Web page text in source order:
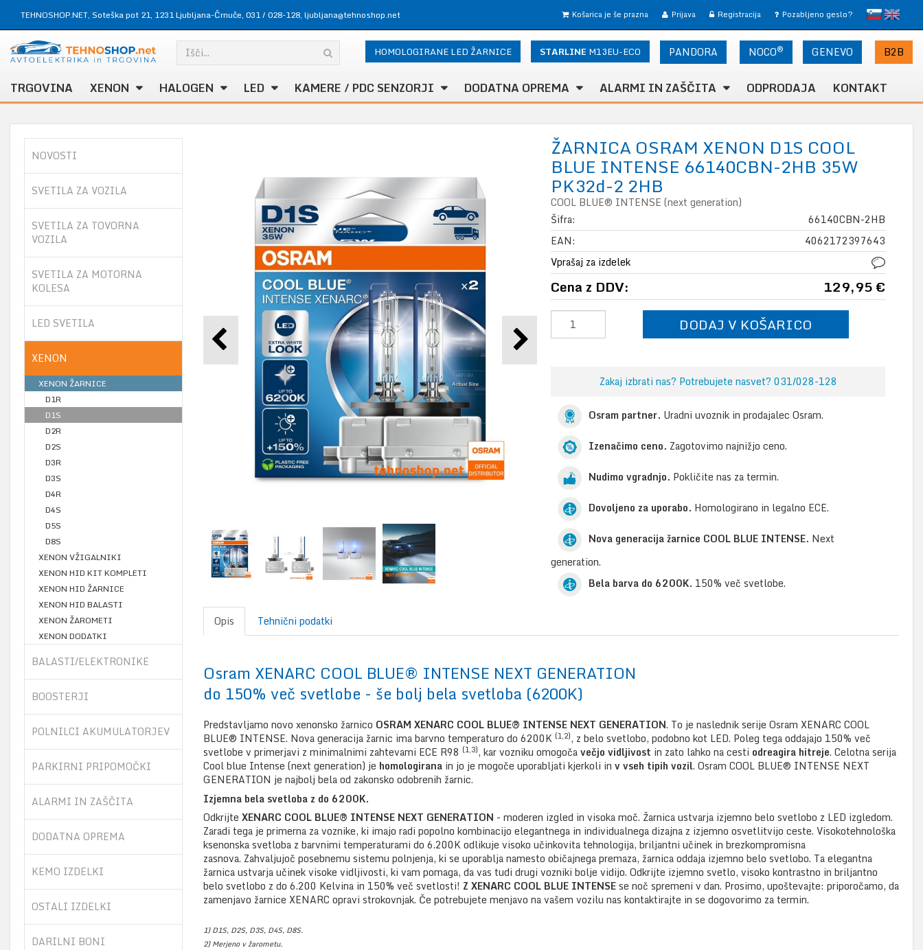
TEHNOSHOP.NET, Soteška pot 21, 1231 Ljubljana-Črnuče, 031 / 028-128, ljubljana@tehnoshop.net slovensko
English
Prijava Registracija Pozabljeno geslo?
Košarica je še prazna
PANDORA NOCO® GENEVO B2B
STARLINE M13EU-ECO
HOMOLOGIRANE LED ŽARNICE
TRGOVINA XENON HALOGEN LED KAMERE / PDC SENZORJI DODATNA OPREMA ALARMI IN ZAŠČITA ODPRODAJA KONTAKT
NOVOSTI
SVETILA ZA VOZILA
SVETILA ZA TOVORNA
VOZILA
SVETILA ZA MOTORNA
KOLESA
LED SVETILA
XENON
XENON ŽARNICE
D1R
D1S
D2R
D2S
D3R
D3S
D4R
D4S
D5S
D8S
XENON VŽIGALNIKI
XENON HID KIT KOMPLETI
XENON HID ŽARNICE
XENON HID BALASTI
XENON ŽAROMETI
XENON DODATKI
BALASTI/ELEKTRONIKE
BOOSTERJI
POLNILCI AKUMULATORJEV
PARKIRNI PRIPOMOČKI
ALARMI IN ZAŠČITA
DODATNA OPREMA
KEMO IZDELKI
OSTALI IZDELKI
DARILNI BONI
ŽARNICA OSRAM XENON D1S COOL
BLUE INTENSE 66140CBN-2HB 35W
PK32d-2 2HB
COOL BLUE® INTENSE (next generation)
Šifra:
66140CBN-2HB
EAN:
4062172397643
Vprašaj za izdelek
Cena z DDV:
129,95 €
DODAJ V KOŠARICO
Zakaj izbrati nas? Potrebujete nasvet? 031/028-128
Osram partner. Uradni uvoznik in prodajalec Osram.
Izenačimo ceno. Zagotovimo najnižjo ceno.
Nudimo vgradnjo. Pokličite nas za termin.
Dovoljeno za uporabo. Homologirano in legalno ECE.
Nova generacija žarnice COOL BLUE INTENSE. Next
generation.
Bela barva do 6200K. 150% več svetlobe.
Opis Tehnični podatki
Osram XENARC COOL BLUE® INTENSE NEXT GENERATION
do 150% več svetlobe - še bolj bela svetloba (6200K)
Predstavljamo novo xenonsko žarnico OSRAM XENARC COOL BLUE® INTENSE NEXT GENERATION. To je naslednik serije Osram XENARC COOL
BLUE® INTENSE. Nova generacija žarnic ima barvno temperaturo do 6200K (1,2), z belo svetlobo, podobno kot LED. Poleg tega oddajajo 150% več
svetlobe v primerjavi z minimalnimi zahtevami ECE R98 (1,3), kar vozniku omogočavečjo vidljivost in zato lahko na cesti odreagira hitreje. Celotna serija
Cool blue Intense (next generation) je homologiranain jo je mogoče uporabljati kjerkoli in v vseh tipih vozil. Osram COOL BLUE® INTENSE NEXT
GENERATION je najbolj bela od zakonsko odobrenih žarnic.
Izjemna bela svetloba z do 6200K.
Odkrijte XENARC COOL BLUE® INTENSE NEXT GENERATION - moderen izgled in visoka moč. Žarnica ustvarja izjemno belo svetlobo z LED izgledom.
Zaradi tega je primerna za voznike, ki imajo radi popolno kombinacijo elegantnega in individualnega dizajna z izjemno osvetlitvijo ceste. Visokotehnološka
ksenonska svetloba z barvnimi temperaturami do 6.200K odlikuje visoko učinkovita tehnologija, briljantni učinek in brezkompromisna
zasnova. Zahvaljujoč posebnemu sistemu polnjenja, ki se uporablja namesto običajnega premaza, žarnica oddaja izjemno belo svetlobo. Ta elegantna
žarnica ustvarja učinek visoke vidljivosti, ki vam pomaga, da vas tudi drugi vozniki bolje vidijo. Odkrijte izjemno svetlo, visoko kontrastno in briljantno
belo svetlobo z do 6.200 Kelvina in 150% več svetlosti! Z XENARC COOL BLUE INTENSEse noč spremeni v dan. Prosimo, upoštevajte: priporočamo, da
zamenjavo žarnice XENARC opravi strokovnjak. Če potrebujete menjavo na vašem vozilu nas kontaktirajte in se dogovorimo za termin.
1) D1S, D2S, D3S, D4S, D8S.
2) Merjeno v žarometu.